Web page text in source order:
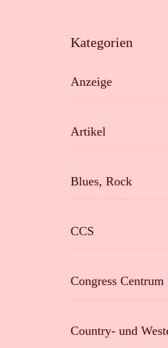
Kategorien
Anzeige
Artikel
Blues, Rock
CCS
Congress Centrum
Country- und